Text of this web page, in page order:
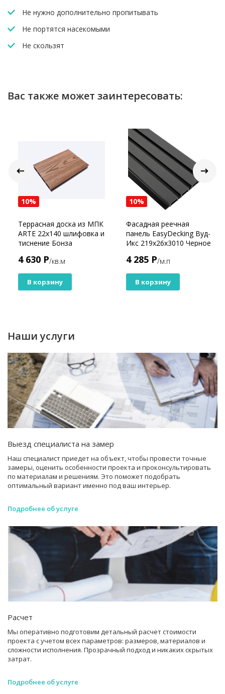
Не нужно дополнительно пропитывать
Не портятся насекомыми
Не скользят
Вас также может заинтересовать:
10%
Террасная доска из МПК
ARTE 22x140 шлифовка и
тиснение Бонза
4 630 Р/кв.м
В корзину
10%
Фасадная реечная
панель EasyDecking Вуд-
Икс 219х26х3010 Черное
4 285 Р/м.п
В корзину
Наши услуги
Выезд специалиста на замер
Наш специалист приедет на объект, чтобы провести точные
замеры, оценить особенности проекта и проконсультировать
по материалам и решениям. Это поможет подобрать
оптимальный вариант именно под ваш интерьер.
Подробнее об услуге
Расчет
Мы оперативно подготовим детальный расчет стоимости
проекта с учетом всех параметров: размеров, материалов и
сложности исполнения. Прозрачный подход и никаких скрытых
затрат.
Подробнее об услуге